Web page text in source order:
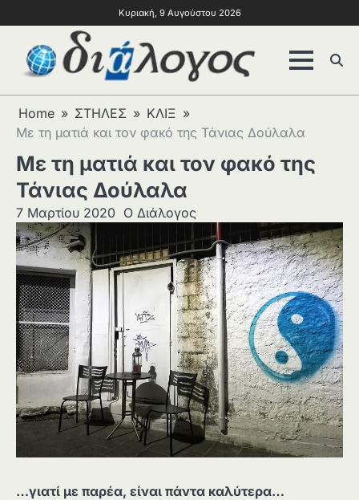
Κυριακή, 9 Αυγούστου 2026
Home ΣΤΗΛΕΣ
ΚΛΙΞ
Με τη ματιά και τον φακό της Τάνιας Δούλαλα
Με τη ματιά και τον φακό της
Τάνιας Δούλαλα
7 Μαρτίου 2020 Ο Διάλογος
…γιατί με παρέα, είναι πάντα καλύτερα…